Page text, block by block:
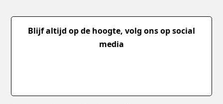
Blijf altijd op de hoogte, volg ons op social
media